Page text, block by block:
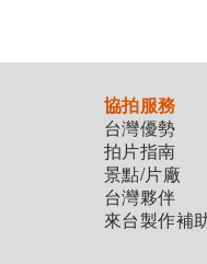
協拍服務
台灣優勢
拍片指南
景點/片廠
台灣夥伴
來台製作補